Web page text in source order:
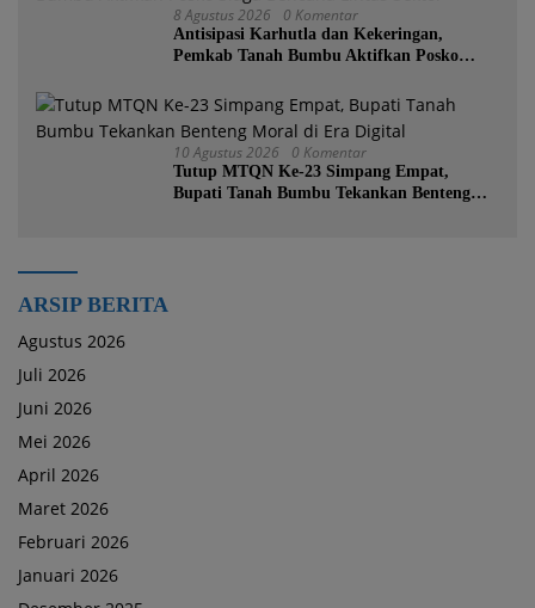
8 Agustus 2026 0 Komentar
Antisipasi Karhutla dan Kekeringan,
Pemkab Tanah Bumbu Aktifkan Posko
10 Agustus 2026 0 Komentar
Tutup MTQN Ke-23 Simpang Empat,
Bupati Tanah Bumbu Tekankan Benteng
ARSIP BERITA
Agustus 2026
Juli 2026
Juni 2026
Mei 2026
April 2026
Maret 2026
Februari 2026
Januari 2026